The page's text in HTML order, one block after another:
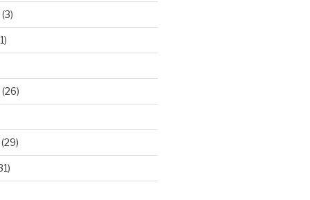
(3)
(26)
(29)